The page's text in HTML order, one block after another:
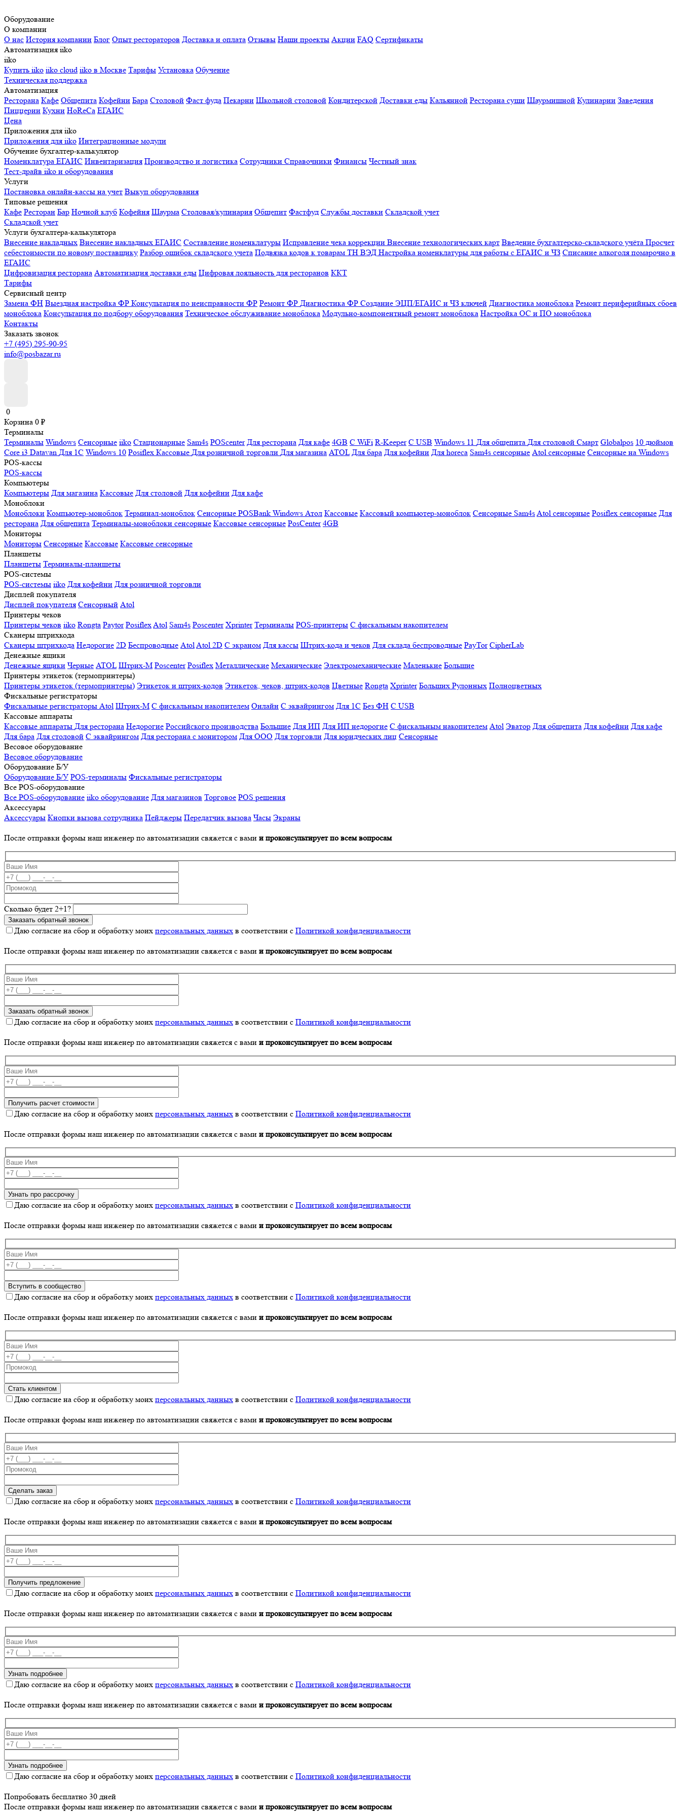
Оборудование
О компании
О нас История компании Блог Опыт рестораторов Доставка и оплата Отзывы Наши проекты Акции FAQ Сертификаты
Автоматизация iiko
iiko
Купить iiko iiko cloud iiko в Москве Тарифы Установка Обучение
Техническая поддержка
Автоматизация
Ресторана Кафе Общепита Кофейни Бара Столовой Фаст фуда Пекарни Школьной столовой Кондитерской Доставки еды Кальянной Ресторана суши Шаурмишной Кулинарии Заведения
Пиццерии Кухни HoReCa ЕГАИС
Цена
Приложения для iiko
Приложения для iiko Интеграционные модули
Обучение бухгалтер-калькулятор
Номенклатура ЕГАИС Инвентаризация Производство и логистика Сотрудники Справочники Финансы Честный знак
Тест-драйв iiko и оборудования
Услуги
Постановка онлайн-кассы на учет Выкуп оборудования
Типовые решения
Кафе Ресторан Бар Ночной клуб Кофейня Шаурма Столовая/кулинария Общепит Фастфуд Службы доставки Складской учет
Складской учет
Услуги бухгалтера-калькулятора
Внесение накладных Внесение накладных ЕГАИС Составление номенклатуры Исправление чека коррекции Внесение технологических карт Введение бухгалтерско-складского учёта Просчет
себестоимости по новому поставщику Разбор ошибок складского учета Подвязка кодов к товарам ТН ВЭД Настройка номенклатуры для работы с ЕГАИС и ЧЗ Списание алкоголя помарочно в
ЕГАИС
Цифровизация ресторана Автоматизация доставки еды Цифровая лояльность для ресторанов ККТ
Тарифы
Сервисный центр
Замена ФН Выездная настройка ФР Консультация по неисправности ФР Ремонт ФР Диагностика ФР Создание ЭЦП/ЕГАИС и ЧЗ ключей Диагностика моноблока Ремонт периферийных сбоев
моноблока Консультация по подбору оборудования Техническое обслуживание моноблока Модульно-компонентный ремонт моноблока Настройка ОС и ПО моноблока
Контакты
Заказать звонок
+7 (495) 295-90-95
info@posbazar.ru
0
Корзина 0 ₽
Терминалы
Терминалы Windows Сенсорные iiko Стационарные Sam4s POScenter Для ресторана Для кафе 4GB С WiFi R-Keeper С USB Windows 11 Для общепита Для столовой Смарт Globalpos 10 дюймов
Core i3 Datavan Для 1С Windows 10 Posiflex Кассовые Для розничной торговли Для магазина ATOL Для бара Для кофейни Для horeca Sam4s сенсорные Atol сенсорные Сенсорные на Windows
POS-кассы
POS-кассы
Компьютеры
Компьютеры Для магазина Кассовые Для столовой Для кофейни Для кафе
Моноблоки
Моноблоки Компьютер-моноблок Терминал-моноблок Сенсорные POSBank Windows Атол Кассовые Кассовый компьютер-моноблок Сенсорные Sam4sAtol сенсорные Posiflex сенсорные Для
ресторана Для общепита Терминалы-моноблоки сенсорные Кассовые сенсорные PosCenter 4GB
Мониторы
Мониторы Сенсорные Кассовые Кассовые сенсорные
Планшеты
Планшеты Терминалы-планшеты
POS-системы
POS-системы iiko Для кофейни Для розничной торговли
Дисплей покупателя
Дисплей покупателя Сенсорный Atol
Принтеры чеков
Принтеры чеков iiko Rongta Paytor PosiflexAtol Sam4s Poscenter Xprinter Терминалы POS-принтеры С фискальным накопителем
Сканеры штрихкода
Сканеры штрихкода Недорогие 2D Беспроводные AtolAtol 2D С экраном Для кассы Штрих-кода и чеков Для склада беспроводные PayTor CipherLab
Денежные ящики
Денежные ящики Черные ATOL Штрих-М Poscenter Posiflex Металлические Механические Электромеханические Маленькие Большие
Принтеры этикеток (термопринтеры)
Принтеры этикеток (термопринтеры) Этикеток и штрих-кодов Этикеток, чеков, штрих-кодов Цветные Rongta Xprinter Больших Рулонных Полноцветных
Фискальные регистраторы
Фискальные регистраторы Atol Штрих-М С фискальным накопителем Онлайн С эквайрингом Для 1С Без ФН С USB
Кассовые аппараты
Кассовые аппараты Для ресторана Недорогие Российского производства Большие Для ИП Для ИП недорогие С фискальным накопителем Atol Эватор Для общепита Для кофейни Для кафе
Для бара Для столовой С эквайрингом Для ресторана с монитором Для ООО Для торговли Для юридческих лиц Сенсорные
Весовое оборудование
Весовое оборудование
Оборудование Б/У
Оборудование Б/У POS-терминалы Фискальные регистраторы
Все POS-оборудование
Все POS-оборудование iiko оборудование Для магазинов Торговое POS решения
Аксессуары
Аксессуары Кнопки вызова сотрудника Пейджеры Передатчик вызова Часы Экраны
После отправки формы наш инженер по автоматизации свяжется с вами и проконсультирует по всем вопросам
Сколько будет 2+1?
Даю согласие на сбор и обработку моих персональных данных в соответствии с Политикой конфиденциальности
После отправки формы наш инженер по автоматизации свяжется с вами и проконсультирует по всем вопросам
Даю согласие на сбор и обработку моих персональных данных в соответствии с Политикой конфиденциальности
После отправки формы наш инженер по автоматизации свяжется с вами и проконсультирует по всем вопросам
Даю согласие на сбор и обработку моих персональных данных в соответствии с Политикой конфиденциальности
После отправки формы наш инженер по автоматизации свяжется с вами и проконсультирует по всем вопросам
Даю согласие на сбор и обработку моих персональных данных в соответствии с Политикой конфиденциальности
После отправки формы наш инженер по автоматизации свяжется с вами и проконсультирует по всем вопросам
Даю согласие на сбор и обработку моих персональных данных в соответствии с Политикой конфиденциальности
После отправки формы наш инженер по автоматизации свяжется с вами и проконсультирует по всем вопросам
Даю согласие на сбор и обработку моих персональных данных в соответствии с Политикой конфиденциальности
После отправки формы наш инженер по автоматизации свяжется с вами и проконсультирует по всем вопросам
Даю согласие на сбор и обработку моих персональных данных в соответствии с Политикой конфиденциальности
После отправки формы наш инженер по автоматизации свяжется с вами и проконсультирует по всем вопросам
Даю согласие на сбор и обработку моих персональных данных в соответствии с Политикой конфиденциальности
После отправки формы наш инженер по автоматизации свяжется с вами и проконсультирует по всем вопросам
Даю согласие на сбор и обработку моих персональных данных в соответствии с Политикой конфиденциальности
После отправки формы наш инженер по автоматизации свяжется с вами и проконсультирует по всем вопросам
Даю согласие на сбор и обработку моих персональных данных в соответствии с Политикой конфиденциальности
Попробовать бесплатно 30 дней
После отправки формы наш инженер по автоматизации свяжется с вами и проконсультирует по всем вопросам